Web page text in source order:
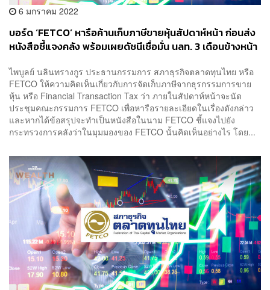
6 มกราคม 2022
บอร์ด ‘FETCO’ หารือค้านเก็บภาษีขายหุ้นสัปดาห์หน้า ก่อนส่ง
หนังสือชี้แจงคลัง พร้อมเผยดัชนีเชื่อมั่น นลท. 3 เดือนข้างหน้า
ไพบูลย์ นลินทรางกูร ประธานกรรมการ สภาธุรกิจตลาดทุนไทย หรือ
FETCO ให้ความคิดเห็นเกี่ยวกับการจัดเก็บภาษีจากธุรกรรมการขาย
หุ้น หรือ Financial Transaction Tax ว่า ภายในสัปดาห์หน้าจะนัด
ประชุมคณะกรรมการ FETCO เพื่อหารือรายละเอียดในเรื่องดังกล่าว
และหากได้ข้อสรุปจะทำเป็นหนังสือในนาม FETCO ชี้แจงไปยัง
กระทรวงการคลังว่าในมุมมองของ FETCO นั้นคิดเห็นอย่างไร โดย...